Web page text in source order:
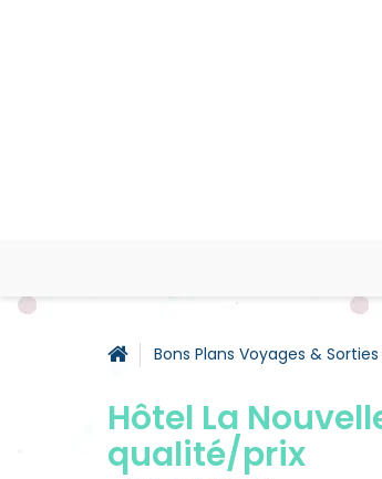
Bons Plans Voyages & Sorties
Hôtel La
qualité/prix